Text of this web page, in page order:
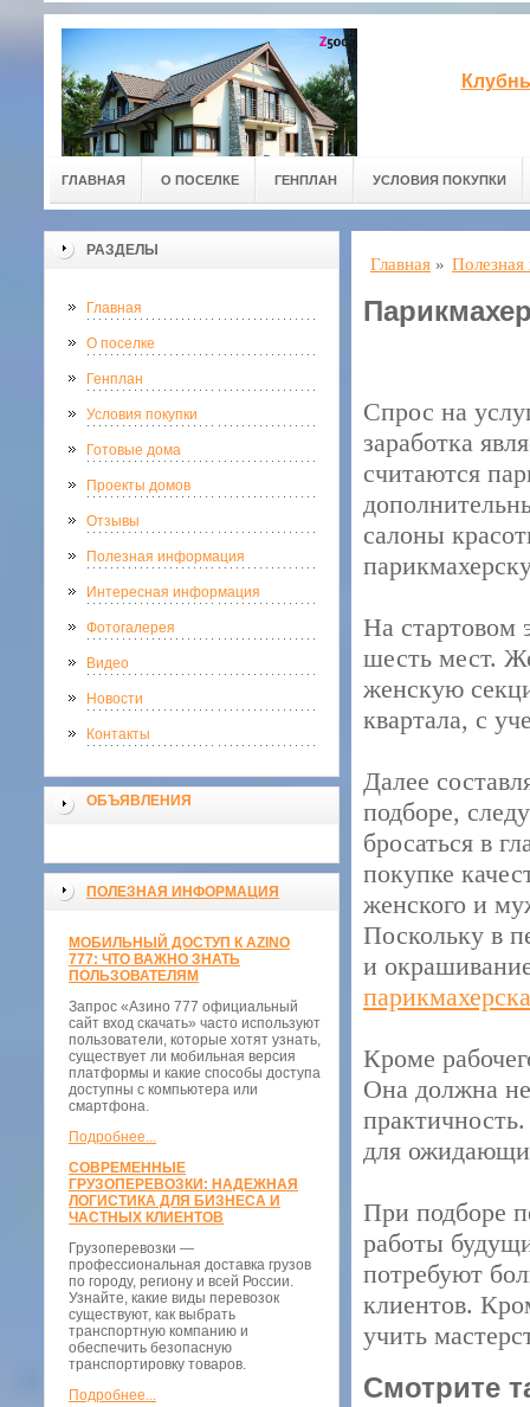
ГЛАВНАЯ О ПОСЕЛКЕ ГЕНПЛАН УСЛОВИЯ ПОКУПКИ
РАЗДЕЛЫ
Главная
О поселке
Генплан
Условия покупки
Готовые дома
Проекты домов
Отзывы
Полезная информация
Интересная информация
Фотогалерея
Видео
Новости
Контакты
ОБЪЯВЛЕНИЯ
ПОЛЕЗНАЯ ИНФОРМАЦИЯ
МОБИЛЬНЫЙ ДОСТУП К AZINO
777: ЧТО ВАЖНО ЗНАТЬ
ПОЛЬЗОВАТЕЛЯМ
Запрос «Азино 777 официальный
сайт вход скачать» часто используют
пользователи, которые хотят узнать,
существует ли мобильная версия
платформы и какие способы доступа
доступны с компьютера или
смартфона.
Подробнее...
СОВРЕМЕННЫЕ
ГРУЗОПЕРЕВОЗКИ: НАДЕЖНАЯ
ЛОГИСТИКА ДЛЯ БИЗНЕСА И
ЧАСТНЫХ КЛИЕНТОВ
Грузоперевозки —
профессиональная доставка грузов
по городу, региону и всей России.
Узнайте, какие виды перевозок
существуют, как выбрать
транспортную компанию и
обеспечить безопасную
транспортировку товаров.
Подробнее...
Главная »
Спрос на
заработка
считаются
салоны
На стартовом
шесть мест.
женскую
квартала, с
Далее
подборе,
бросаться в
покупке
женского и
Поскольку в
и
Кроме
Она должна не
для
При подборе
работы
потребуют
клиентов.
учить
Смотрите